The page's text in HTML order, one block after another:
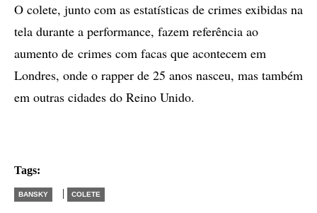
O colete, junto com as estatísticas de crimes exibidas na
tela durante a performance, fazem referência ao
aumento de crimes com facas que acontecem em
Londres, onde o rapper de 25 anos nasceu, mas também
em outras cidades do Reino Unido.
Tags:
BANSKY | COLETE